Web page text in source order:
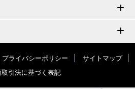
プライバシーポリシー
サイトマップ
取引法に基づく表記